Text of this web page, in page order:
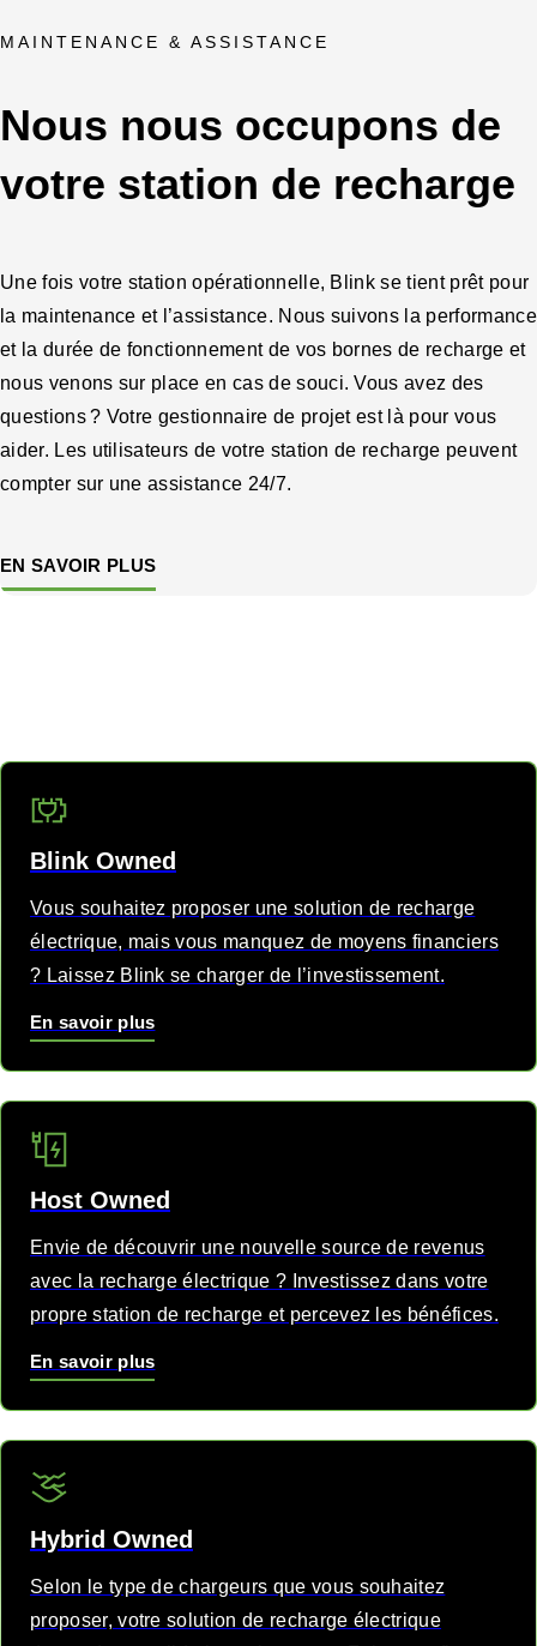
MAINTENANCE & ASSISTANCE
Nous nous occupons de
votre station de recharge
Une fois votre station opérationnelle, Blink se tient prêt pour
la maintenance et l’assistance. Nous suivons la performance
et la durée de fonctionnement de vos bornes de recharge et
nous venons sur place en cas de souci. Vous avez des
questions ? Votre gestionnaire de projet est là pour vous
aider. Les utilisateurs de votre station de recharge peuvent
compter sur une assistance 24/7.
EN SAVOIR PLUS
Blink Owned
Vous souhaitez proposer une solution de recharge
électrique, mais vous manquez de moyens financiers
? Laissez Blink se charger de l’investissement.
En savoir plus
Host Owned
Envie de découvrir une nouvelle source de revenus
avec la recharge électrique ? Investissez dans votre
propre station de recharge et percevez les bénéfices.
En savoir plus
Hybrid Owned
Selon le type de chargeurs que vous souhaitez
proposer, votre solution de recharge électrique